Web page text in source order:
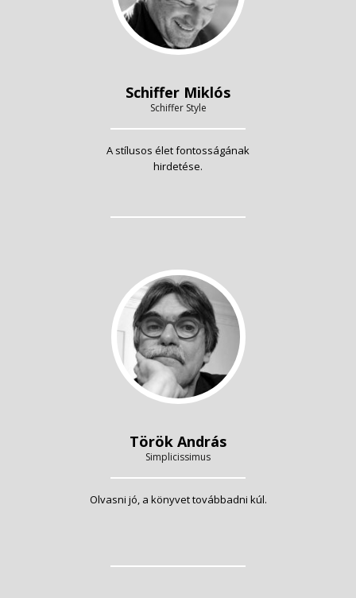
Schiffer Miklós
Schiffer Style
A stílusos élet fontosságának
hirdetése.
Török András
Simplicissimus
Olvasni jó, a könyvet továbbadni kúl.